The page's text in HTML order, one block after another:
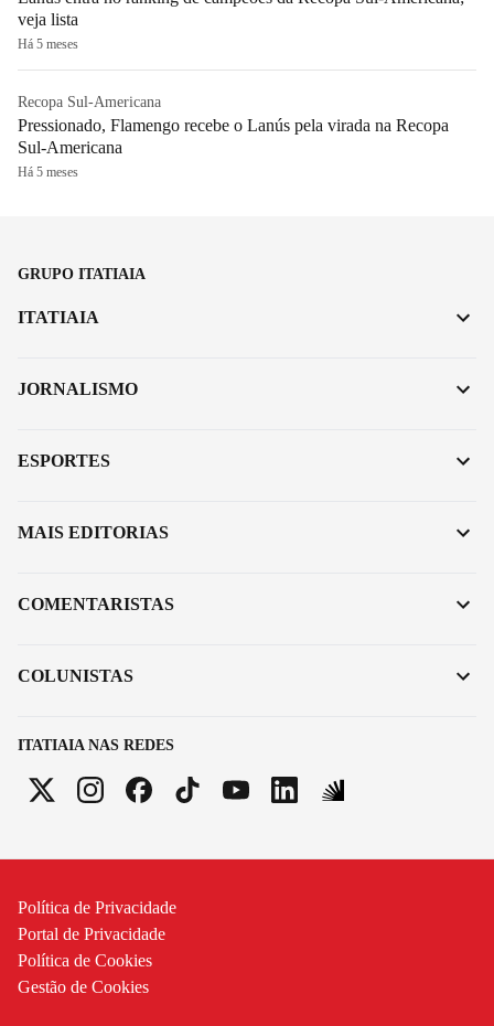
veja lista
Há 5 meses
Recopa Sul-Americana
Pressionado, Flamengo recebe o Lanús pela virada na Recopa
Sul-Americana
Há 5 meses
GRUPO ITATIAIA
ITATIAIA NAS REDES
ITATIAIA
JORNALISMO
ESPORTES
MAIS EDITORIAS
COMENTARISTAS
COLUNISTAS
Política de Privacidade
Portal de Privacidade
Política de Cookies
Gestão de Cookies